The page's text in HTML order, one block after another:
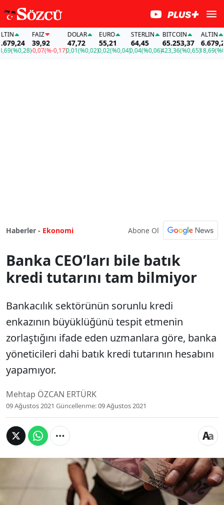
FAİZ
39,92
-0,07(%-0,17)
DOLAR
47,72
0,01(%0,02)
EURO
55,21
0,02(%0,04)
STERLIN
64,45
0,04(%0,06)
BITCOIN
65.253,37
423,36(%0,65)
ALTIN
6.679,24
18,69(%0,28)
Haberler - Ekonomi Abone Ol
Banka CEO’ları bile batık
kredi tutarını tam bilmiyor
Bankacılık sektörünün sorunlu kredi
enkazının büyüklüğünü tespit etmenin
zorlaştığını ifade eden uzmanlara göre, banka
yöneticileri dahi batık kredi tutarının hesabını
yapamıyor.
Mehtap ÖZCAN ERTÜRK
09 Ağustos 2021 Güncellenme:09 Ağustos 2021
Bankacılık sektörünün sorunlu kredi